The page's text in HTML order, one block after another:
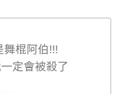
舞棍阿伯!!!
定會被殺了